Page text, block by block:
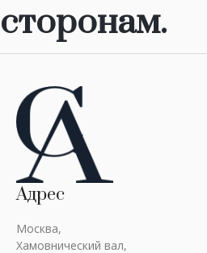
сторонам.
Адрес
Москва,
Хамовнический вал,